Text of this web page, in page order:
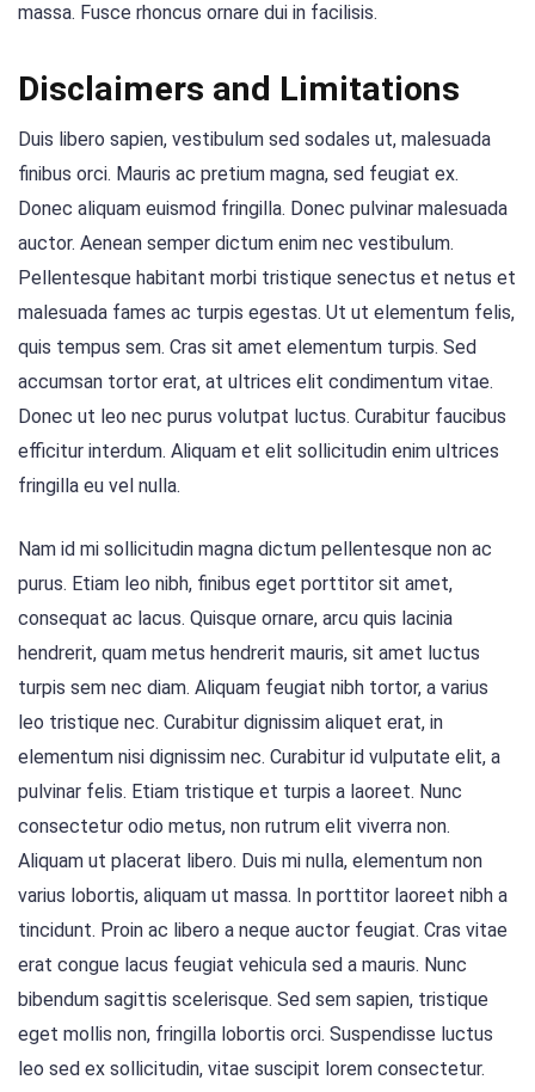
massa. Fusce rhoncus ornare dui in facilisis.
Disclaimers and Limitations
Duis libero sapien, vestibulum sed sodales ut, malesuada
finibus orci. Mauris ac pretium magna, sed feugiat ex.
Donec aliquam euismod fringilla. Donec pulvinar malesuada
auctor. Aenean semper dictum enim nec vestibulum.
Pellentesque habitant morbi tristique senectus et netus et
malesuada fames ac turpis egestas. Ut ut elementum felis,
quis tempus sem. Cras sit amet elementum turpis. Sed
accumsan tortor erat, at ultrices elit condimentum vitae.
Donec ut leo nec purus volutpat luctus. Curabitur faucibus
efficitur interdum. Aliquam et elit sollicitudin enim ultrices
fringilla eu vel nulla.
Nam id mi sollicitudin magna dictum pellentesque non ac
purus. Etiam leo nibh, finibus eget porttitor sit amet,
consequat ac lacus. Quisque ornare, arcu quis lacinia
hendrerit, quam metus hendrerit mauris, sit amet luctus
turpis sem nec diam. Aliquam feugiat nibh tortor, a varius
leo tristique nec. Curabitur dignissim aliquet erat, in
elementum nisi dignissim nec. Curabitur id vulputate elit, a
pulvinar felis. Etiam tristique et turpis a laoreet. Nunc
consectetur odio metus, non rutrum elit viverra non.
Aliquam ut placerat libero. Duis mi nulla, elementum non
varius lobortis, aliquam ut massa. In porttitor laoreet nibh a
tincidunt. Proin ac libero a neque auctor feugiat. Cras vitae
erat congue lacus feugiat vehicula sed a mauris. Nunc
bibendum sagittis scelerisque. Sed sem sapien, tristique
eget mollis non, fringilla lobortis orci. Suspendisse luctus
leo sed ex sollicitudin, vitae suscipit lorem consectetur.